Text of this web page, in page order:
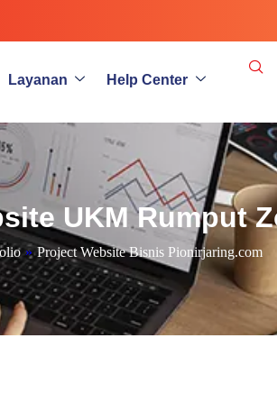
Layanan Help Center
UKM Rumput
» Project Website Bisnis Pionirjaring.com